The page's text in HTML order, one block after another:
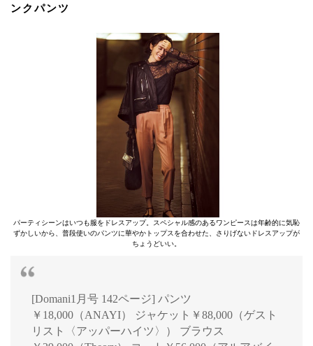
ンクパンツ
パーティシーンはいつも服をドレスアップ。スペシャル感のあるワンピースは年齢的に気恥
ずかしいから、普段使いのパンツに華やかトップスを合わせた、さりげないドレスアップが
ちょうどいい。
[Domani1月号 142ページ] パンツ
￥18,000（ANAYI） ジャケット￥88,000（ゲスト
リスト〈アッパーハイツ〉） ブラウス